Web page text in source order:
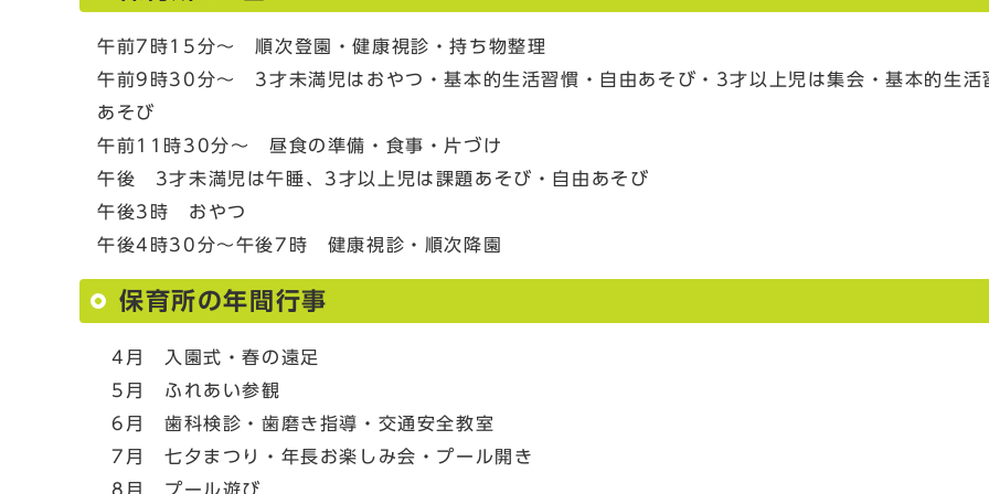
午前7時15分～ 順次登園・健康視診・持ち物整理
午前9時30分～ 3才未満児はおやつ・基本的生活習慣・自由あそび・3才以上児は集会・基本的生活
あそび
午前11時30分～ 昼食の準備・食事・片づけ
午後 3才未満児は午睡、3才以上児は課題あそび・自由あそび
午後3時 おやつ
午後4時30分～午後7時 健康視診・順次降園
保育所の年間行事
4月 入園式・春の遠足
5月 ふれあい参観
6月 歯科検診・歯磨き指導・交通安全教室
7月 七夕まつり・年長お楽しみ会・プール開き
8月 プール遊び